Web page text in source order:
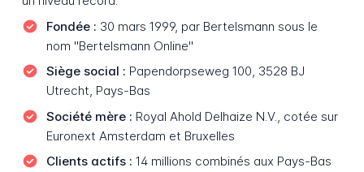
Fondée : 30 mars 1999, par Bertelsmann sous le
nom "Bertelsmann Online"
Siège social : Papendorpseweg 100, 3528 BJ
Utrecht, Pays-Bas
Société mère : Royal Ahold Delhaize N.V., cotée sur
Euronext Amsterdam et Bruxelles
Clients actifs : 14 millions combinés aux Pays-Bas